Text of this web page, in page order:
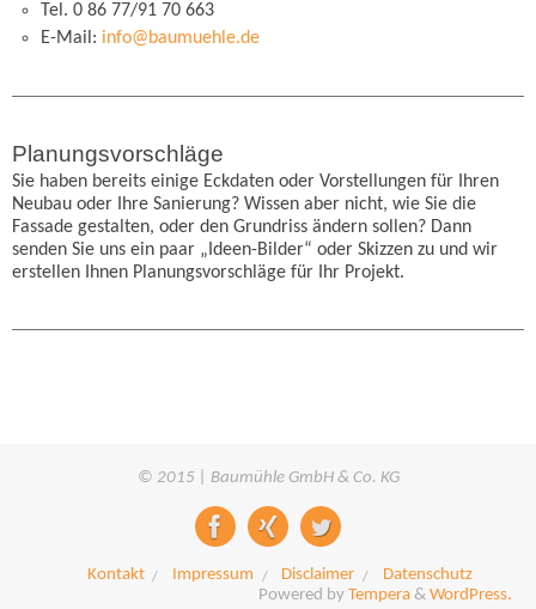
Tel. 0 86 77/91 70 663
E-Mail: info@baumuehle.de
Planungsvorschläge
Sie haben bereits einige Eckdaten oder Vorstellungen für Ihren
Neubau oder Ihre Sanierung? Wissen aber nicht, wie Sie die
Fassade gestalten, oder den Grundriss ändern sollen? Dann
senden Sie uns ein paar „Ideen-Bilder“ oder Skizzen zu und wir
erstellen Ihnen Planungsvorschläge für Ihr Projekt.
© 2015 | Baumühle GmbH & Co. KG
Kontakt Impressum Disclaimer
Datenschutz
Powered by Tempera & WordPress.